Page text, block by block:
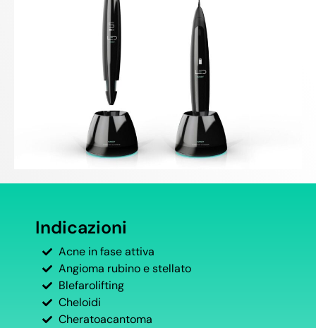
Indicazioni
Acne in fase attiva
Angioma rubino e stellato
Blefarolifting
Cheloidi
Cheratoacantoma